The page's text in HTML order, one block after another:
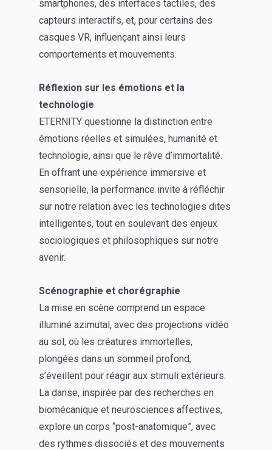
smartphones, des interfaces tactiles, des
capteurs interactifs, et, pour certains des
casques VR, influençant ainsi leurs
comportements et mouvements.
Réflexion sur les émotions et la
technologie
ETERNITY questionne la distinction entre
émotions réelles et simulées, humanité et
technologie, ainsi que le rêve d’immortalité.
En offrant une expérience immersive et
sensorielle, la performance invite à réfléchir
sur notre relation avec les technologies dites
intelligentes, tout en soulevant des enjeux
sociologiques et philosophiques sur notre
avenir.
Scénographie et chorégraphie
La mise en scène comprend un espace
illuminé azimutal, avec des projections vidéo
au sol, où les créatures immortelles,
plongées dans un sommeil profond,
s’éveillent pour réagir aux stimuli extérieurs.
La danse, inspirée par des recherches en
biomécanique et neurosciences affectives,
explore un corps “post-anatomique”, avec
des rythmes dissociés et des mouvements